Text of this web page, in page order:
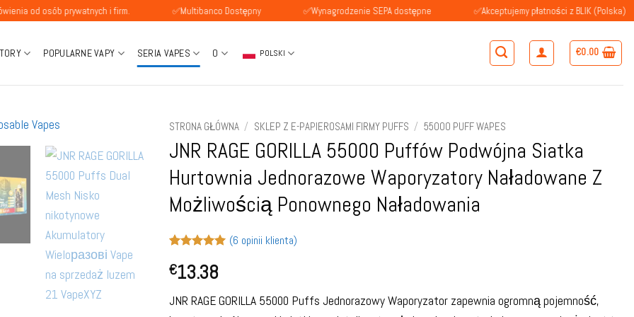
osób prywatnych i firm. ✅Multibanco Dostępny ✅Wynagrodzenie SEPA dostępne ✅Akceptujemy płatności z BLIK (Polska)
POPULARNE VAPY SERIA VAPES O POLSKI €0.00
STRONA GŁÓWNA / SKLEP Z E-PAPIEROSAMI FIRMY PUFFS / 55000 PUFF WAPES
JNR RAGE GORILLA 55000 Puffów Podwójna Siatka
Hurtownia Jednorazowe Waporyzatory Naładowane Z
Możliwością Ponownego Naładowania
na 5 na
podstawie
klientów
(6 opinii klienta)
€13.38
JNR RAGE GORILLA 55000 Puffs Jednorazowy Waporyzator zapewnia ogromną pojemność,